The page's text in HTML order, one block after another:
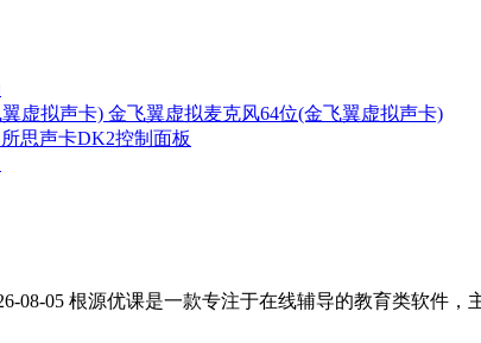
金飞翼虚拟麦克风64位(金飞翼虚拟声卡)
思声卡DK2控制面板
08-05 根源优课是一款专注于在线辅导的教育类软件，